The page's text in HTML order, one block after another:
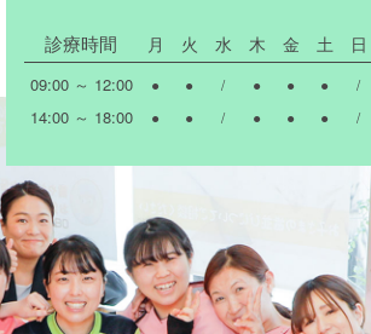
診療時間 月 火 水 木 金 土 日
09:00 ～ 12:00 ● ● / ● ● ● /
14:00 ～ 18:00 ● ● / ● ● ● /